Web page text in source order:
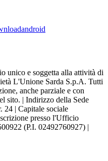
android
unico e soggetta alla attività di
L'Unione Sarda S.p.A. Tutti
anche parziale e con
sito. | Indirizzo della Sede
24 | Capitale sociale
presso l'Ufficio
(P.I. 02492760927) |